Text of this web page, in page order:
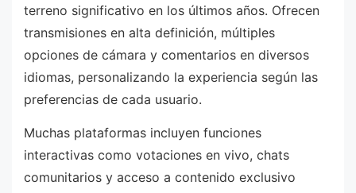
terreno significativo en los últimos años. Ofrecen
transmisiones en alta definición, múltiples
opciones de cámara y comentarios en diversos
idiomas, personalizando la experiencia según las
preferencias de cada usuario.
Muchas plataformas incluyen funciones
interactivas como votaciones en vivo, chats
comunitarios y acceso a contenido exclusivo